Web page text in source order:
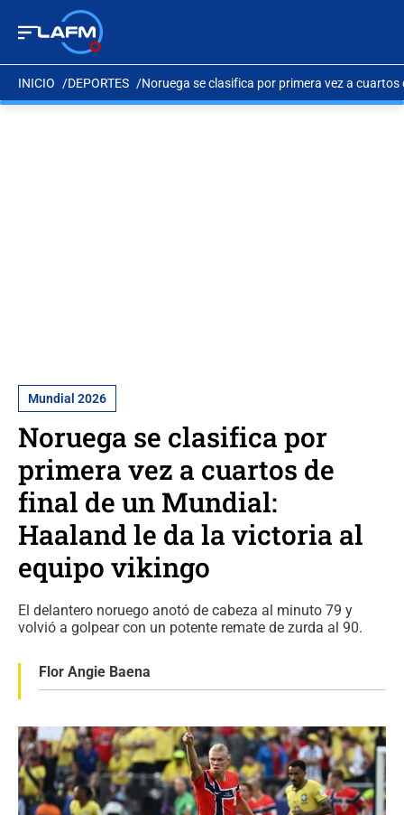
INICIO DEPORTES Noruega se clasifica por primera vez a
Mundial 2026
Noruega se clasifica por
primera vez a cuartos de
final de un Mundial:
Haaland le da la victoria al
equipo vikingo
El delantero noruego anotó de cabeza al minuto 79 y
volvió a golpear con un potente remate de zurda al 90.
Flor Angie Baena